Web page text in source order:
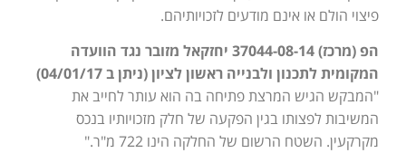
פיצוי הולם או אינם מודעים לזכויותיהם.
הפ (מרכז) 37044-08-14 יחזקאל מזובר נגד הוועדה
המקומית לתכנון ולבנייה ראשון לציון (ניתן ב 04/01/17)
"המבקש הגיש המרצת פתיחה בה הוא עותר לחייב את
המשיבות לפצותו בגין הפקעה של חלק מזכויותיו בנכס
מקרקעין. השטח הרשום של החלקה הינו 722 מ"ר."